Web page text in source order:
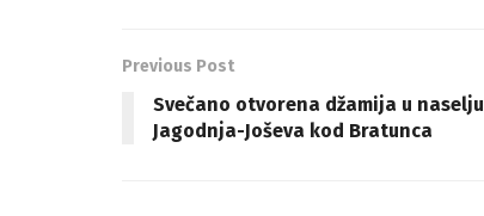
Previous Post
Svečano otvorena džamija u naselju
Jagodnja-Joševa kod Bratunca